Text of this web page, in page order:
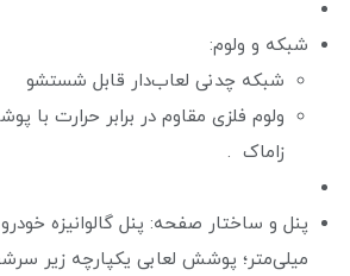
شبکه و ولوم:
شبکه چدنی لعاب‌دار قابل شستشو
ولوم فلزی مقاوم در برابر حرارت با
زاماک .
میلی‌متر؛ پوشش لعابی یکپارچه زیر